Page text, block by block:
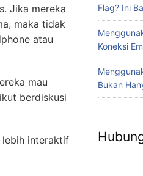
Jika mereka
maka tidak
atau
mau
berdiskusi
lebih interaktif
Flag? Ini
Koneksi
Bukan